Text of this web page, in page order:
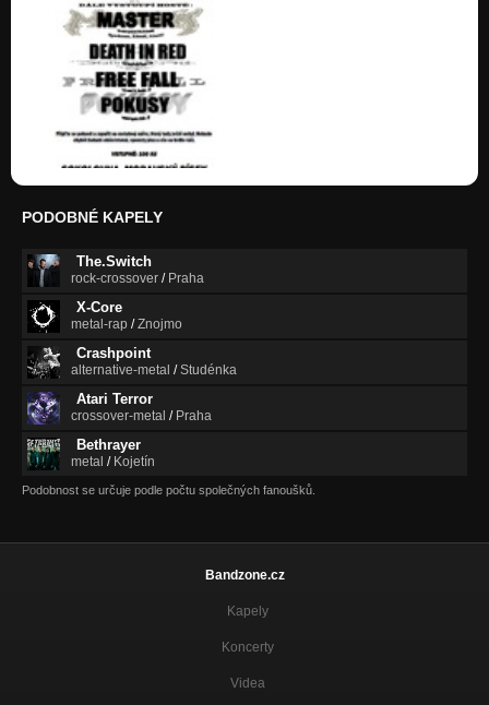
PODOBNÉ KAPELY
The.Switch
rock-crossover / Praha
X-Core
metal-rap /Znojmo
Crashpoint
alternative-metal /Studénka
Atari Terror
crossover-metal / Praha
Bethrayer
metal / Kojetín
Podobnost se určuje podle počtu společných fanoušků.
Bandzone.cz
Kapely
Koncerty
Videa